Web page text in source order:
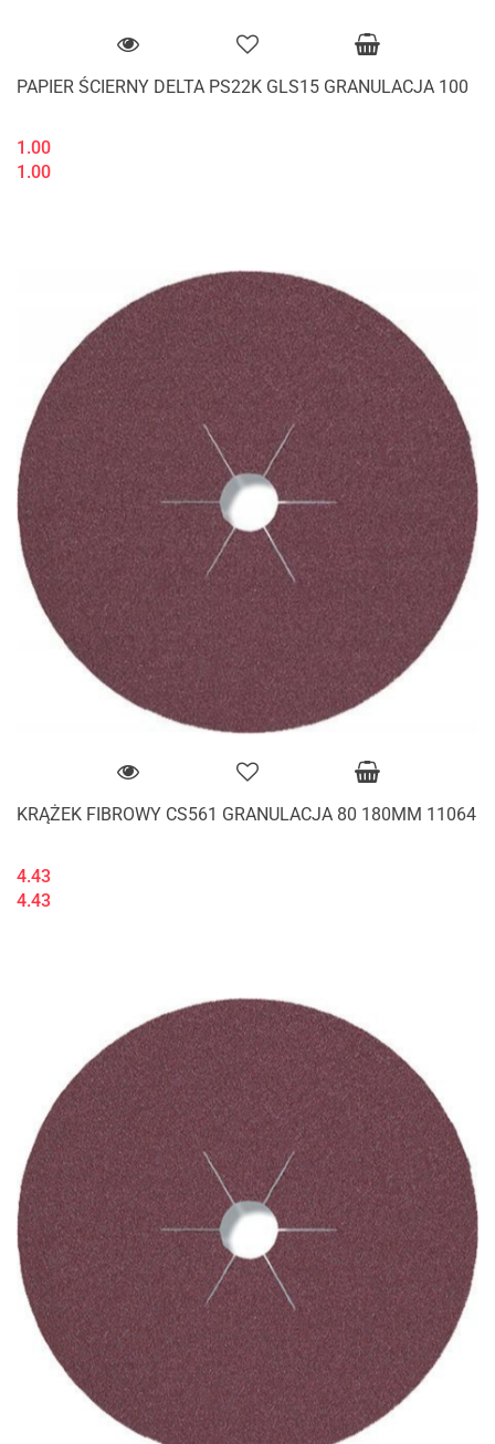
PAPIER ŚCIERNY DELTA PS22K GLS15 GRANULACJA 100
1.00
1.00
KRĄŻEK FIBROWY CS561 GRANULACJA 80 180MM 11064
4.43
4.43